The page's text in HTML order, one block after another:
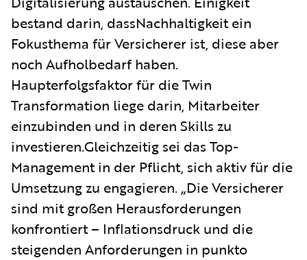
bestand darin, dassNachhaltigkeit ein
Fokusthema für Versicherer ist, diese aber
noch Aufholbedarf haben.
Haupterfolgsfaktor für die Twin
Transformation liege darin, Mitarbeiter
einzubinden und in deren Skills zu
investieren.Gleichzeitig sei das Top-
Management in der Pflicht, sich aktiv für die
Umsetzung zu engagieren. „Die Versicherer
sind mit großen Herausforderungen
konfrontiert – Inflationsdruck und die
steigenden Anforderungen in punkto